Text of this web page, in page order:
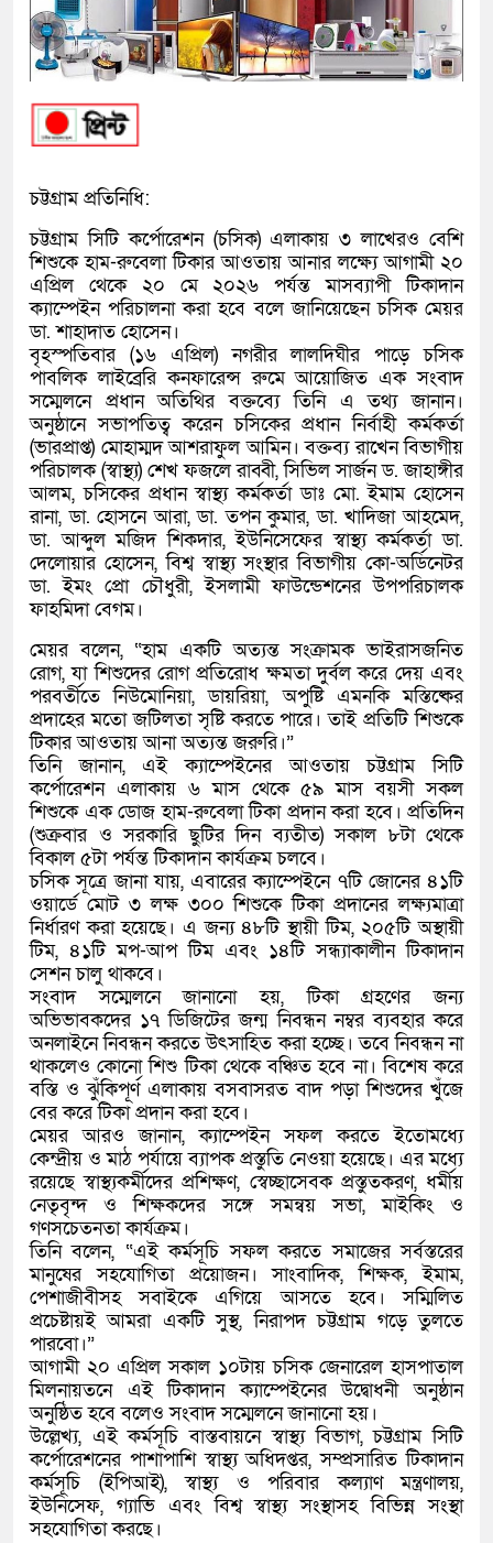
চট্টগ্রাম প্রতিনিধি:
চট্টগ্রাম সিটি কর্পোরেশন (চসিক) এলাকায় ৩ লাখেরও বেশি
শিশুকে হাম-রুবেলা টিকার আওতায় আনার লক্ষ্যে আগামী ২০
এপ্রিল থেকে ২০ মে ২০২৬ পর্যন্ত মাসব্যাপী টিকাদান
ক্যাম্পেইন পরিচালনা করা হবে বলে জানিয়েছেন চসিক মেয়র
ডা. শাহাদাত হোসেন।
বৃহস্পতিবার (১৬ এপ্রিল) নগরীর লালদিঘীর পাড়ে চসিক
পাবলিক লাইব্রেরি কনফারেন্স রুমে আয়োজিত এক সংবাদ
সম্মেলনে প্রধান অতিথির বক্তব্যে তিনি এ তথ্য জানান।
অনুষ্ঠানে সভাপতিত্ব করেন চসিকের প্রধান নির্বাহী কর্মকর্তা
(ভারপ্রাপ্ত) মোহাম্মদ আশরাফুল আমিন। বক্তব্য রাখেন বিভাগীয়
পরিচালক (স্বাস্থ্য) শেখ ফজলে রাব্বী, সিভিল সার্জন ড. জাহাঙ্গীর
আলম, চসিকের প্রধান স্বাস্থ্য কর্মকর্তা ডাঃ মো. ইমাম হোসেন
রানা, ডা. হোসনে আরা, ডা. তপন কুমার, ডা. খাদিজা আহমেদ,
ডা. আব্দুল মজিদ শিকদার, ইউনিসেফের স্বাস্থ্য কর্মকর্তা ডা.
দেলোয়ার হোসেন, বিশ্ব স্বাস্থ্য সংস্থার বিভাগীয় কো-অর্ডিনেটর
ডা. ইমং প্রো চৌধুরী, ইসলামী ফাউন্ডেশনের উপপরিচালক
ফাহমিদা বেগম।
মেয়র বলেন, “হাম একটি অত্যন্ত সংক্রামক ভাইরাসজনিত
রোগ, যা শিশুদের রোগ প্রতিরোধ ক্ষমতা দুর্বল করে দেয় এবং
পরবর্তীতে নিউমোনিয়া, ডায়রিয়া, অপুষ্টি এমনকি মস্তিষ্কের
প্রদাহের মতো জটিলতা সৃষ্টি করতে পারে। তাই প্রতিটি শিশুকে
টিকার আওতায় আনা অত্যন্ত জরুরি।”
তিনি জানান, এই ক্যাম্পেইনের আওতায় চট্টগ্রাম সিটি
কর্পোরেশন এলাকায় ৬ মাস থেকে ৫৯ মাস বয়সী সকল
শিশুকে এক ডোজ হাম-রুবেলা টিকা প্রদান করা হবে। প্রতিদিন
(শুক্রবার ও সরকারি ছুটির দিন ব্যতীত) সকাল ৮টা থেকে
বিকাল ৫টা পর্যন্ত টিকাদান কার্যক্রম চলবে।
চসিক সূত্রে জানা যায়, এবারের ক্যাম্পেইনে ৭টি জোনের ৪১টি
ওয়ার্ডে মোট ৩ লক্ষ ৩০০ শিশুকে টিকা প্রদানের লক্ষ্যমাত্রা
নির্ধারণ করা হয়েছে। এ জন্য ৪৮টি স্থায়ী টিম, ২০৫টি অস্থায়ী
টিম, ৪১টি মপ-আপ টিম এবং ১৪টি সন্ধ্যাকালীন টিকাদান
সেশন চালু থাকবে।
সংবাদ সম্মেলনে জানানো হয়, টিকা গ্রহণের জন্য
অভিভাবকদের ১৭ ডিজিটের জন্ম নিবন্ধন নম্বর ব্যবহার করে
অনলাইনে নিবন্ধন করতে উৎসাহিত করা হচ্ছে। তবে নিবন্ধন না
থাকলেও কোনো শিশু টিকা থেকে বঞ্চিত হবে না। বিশেষ করে
বস্তি ও ঝুঁকিপূর্ণ এলাকায় বসবাসরত বাদ পড়া শিশুদের খুঁজে
বের করে টিকা প্রদান করা হবে।
মেয়র আরও জানান, ক্যাম্পেইন সফল করতে ইতোমধ্যে
কেন্দ্রীয় ও মাঠ পর্যায়ে ব্যাপক প্রস্তুতি নেওয়া হয়েছে। এর মধ্যে
রয়েছে স্বাস্থ্যকর্মীদের প্রশিক্ষণ, স্বেচ্ছাসেবক প্রস্তুতকরণ, ধর্মীয়
নেতৃবৃন্দ ও শিক্ষকদের সঙ্গে সমন্বয় সভা, মাইকিং ও
গণসচেতনতা কার্যক্রম।
তিনি বলেন, “এই কর্মসূচি সফল করতে সমাজের সর্বস্তরের
মানুষের সহযোগিতা প্রয়োজন। সাংবাদিক, শিক্ষক, ইমাম,
পেশাজীবীসহ সবাইকে এগিয়ে আসতে হবে। সম্মিলিত
প্রচেষ্টায়ই আমরা একটি সুস্থ, নিরাপদ চট্টগ্রাম গড়ে তুলতে
পারবো।”
আগামী ২০ এপ্রিল সকাল ১০টায় চসিক জেনারেল হাসপাতাল
মিলনায়তনে এই টিকাদান ক্যাম্পেইনের উদ্বোধনী অনুষ্ঠান
অনুষ্ঠিত হবে বলেও সংবাদ সম্মেলনে জানানো হয়।
উল্লেখ্য, এই কর্মসূচি বাস্তবায়নে স্বাস্থ্য বিভাগ, চট্টগ্রাম সিটি
কর্পোরেশনের পাশাপাশি স্বাস্থ্য অধিদপ্তর, সম্প্রসারিত টিকাদান
কর্মসূচি (ইপিআই), স্বাস্থ্য ও পরিবার কল্যাণ মন্ত্রণালয়,
ইউনিসেফ, গ্যাভি এবং বিশ্ব স্বাস্থ্য সংস্থাসহ বিভিন্ন সংস্থা
সহযোগিতা করছে।